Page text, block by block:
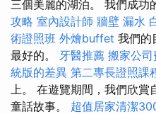
三個美麗的湖泊。 我們成功
攻略 室內設計師 牆壁 漏水
術證照班 外燴buffet 我們的
最好的。 牙醫推薦 搬家公司
統版的差異 第二專長證照課
上。 在遊覽期間，我們欣
童話故事。 超值居家清潔